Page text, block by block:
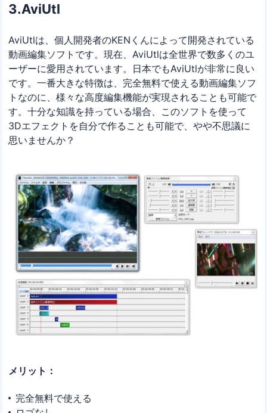
3.AviUtl
AviUtlは、個人開発者のKENくんによって開発されている
動画編集ソフトです。現在、AviUtlは全世界で数多くのユ
ーザーに愛用されています。日本でもAviUtlが非常に良い
です。一番大きな特徴は、完全無料で使える動画編集ソフ
トなのに、様々な高度編集機能が実現されることも可能で
す。十分な知識を持っている場合、このソフトを使って
3Dエフェクトを自分で作ることも可能で、やや不思議に
思いませんか？
メリット：
完全無料で使える